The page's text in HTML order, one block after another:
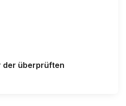
der überprüften